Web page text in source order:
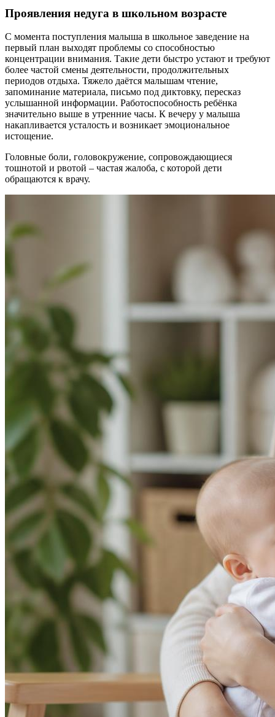
Проявления недуга в школьном возрасте
С момента поступления малыша в школьное заведение на
первый план выходят проблемы со способностью
концентрации внимания. Такие дети быстро устают и требуют
более частой смены деятельности, продолжительных
периодов отдыха. Тяжело даётся малышам чтение,
запоминание материала, письмо под диктовку, пересказ
услышанной информации. Работоспособность ребёнка
значительно выше в утренние часы. К вечеру у малыша
накапливается усталость и возникает эмоциональное
истощение.
Головные боли, головокружение, сопровождающиеся
тошнотой и рвотой – частая жалоба, с которой дети
обращаются к врачу.